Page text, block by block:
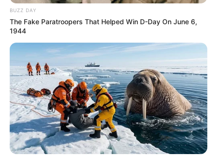
BUZZ DAY
The Fake Paratroopers That Helped Win D-Day On June 6,
1944